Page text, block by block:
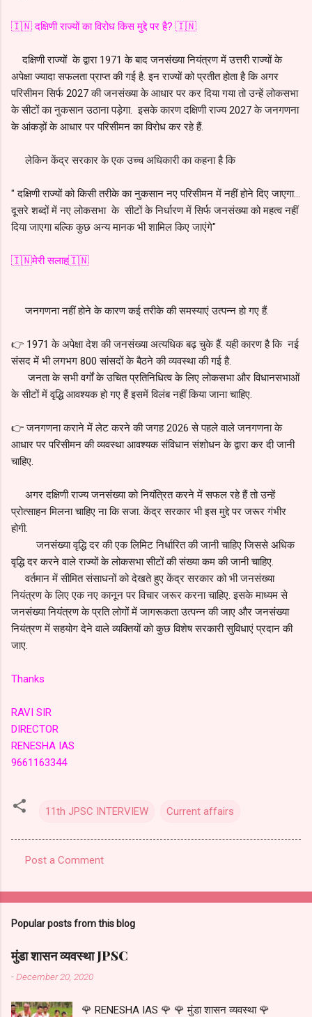
🇮🇳 दक्षिणी राज्यों का विरोध किस मुद्दे पर है? 🇮🇳
दक्षिणी राज्यों के द्वारा 1971 के बाद जनसंख्या नियंत्रण में उत्तरी राज्यों के
अपेक्षा ज्यादा सफलता प्राप्त की गई है. इन राज्यों को प्रतीत होता है कि अगर
परिसीमन सिर्फ 2027 की जनसंख्या के आधार पर कर दिया गया तो उन्हें लोकसभा
के सीटों का नुकसान उठाना पड़ेगा. इसके कारण दक्षिणी राज्य 2027 के जनगणना
के आंकड़ों के आधार पर परिसीमन का विरोध कर रहे हैं.
लेकिन केंद्र सरकार के एक उच्च अधिकारी का कहना है कि
" दक्षिणी राज्यों को किसी तरीके का नुकसान नए परिसीमन में नहीं होने दिए जाएगा...
दूसरे शब्दों में नए लोकसभा के सीटों के निर्धारण में सिर्फ जनसंख्या को महत्व नहीं
दिया जाएगा बल्कि कुछ अन्य मानक भी शामिल किए जाएंगे"
🇮🇳मेरी सलाह🇮🇳
जनगणना नहीं होने के कारण कई तरीके की समस्याएं उत्पन्न हो गए हैं.
👉 1971 के अपेक्षा देश की जनसंख्या अत्यधिक बढ़ चुके हैं. यही कारण है कि नई
संसद में भी लगभग 800 सांसदों के बैठने की व्यवस्था की गई है.
जनता के सभी वर्गों के उचित प्रतिनिधित्व के लिए लोकसभा और विधानसभाओं
के सीटों में वृद्धि आवश्यक हो गए हैं इसमें विलंब नहीं किया जाना चाहिए.
👉 जनगणना कराने में लेट करने की जगह 2026 से पहले वाले जनगणना के
आधार पर परिसीमन की व्यवस्था आवश्यक संविधान संशोधन के द्वारा कर दी जानी
चाहिए.
अगर दक्षिणी राज्य जनसंख्या को नियंत्रित करने में सफल रहे हैं तो उन्हें
प्रोत्साहन मिलना चाहिए ना कि सजा. केंद्र सरकार भी इस मुद्दे पर जरूर गंभीर
होगी.
जनसंख्या वृद्धि दर की एक लिमिट निर्धारित की जानी चाहिए जिससे अधिक
वृद्धि दर करने वाले राज्यों के लोकसभा सीटों की संख्या कम की जानी चाहिए.
वर्तमान में सीमित संसाधनों को देखते हुए केंद्र सरकार को भी जनसंख्या
नियंत्रण के लिए एक नए कानून पर विचार जरूर करना चाहिए. इसके माध्यम से
जनसंख्या नियंत्रण के प्रति लोगों में जागरूकता उत्पन्न की जाए और जनसंख्या
नियंत्रण में सहयोग देने वाले व्यक्तियों को कुछ विशेष सरकारी सुविधाएं प्रदान की
जाए.
Thanks
RAVI SIR
DIRECTOR
RENESHA IAS
9661163344
11th JPSC INTERVIEW Current affairs
o
e
s
Post a Comment
Popular posts from this blog
मुंडा शासन व्यवस्था JPSC
-December 20, 2020
🌹 RENESHA IAS 🌹 🌹 मुंडा शासन व्यवस्था 🌹